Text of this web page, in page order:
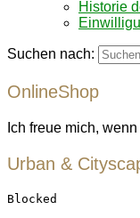
Historie
Suchen nach:
OnlineShop
Ich freue mich,
Urban &